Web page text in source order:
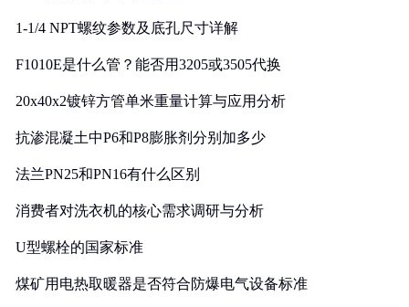
1-1/4 NPT螺纹参数及底孔尺寸详解
F1010E是什么管？能否用3205或3505代换
20x40x2镀锌方管单米重量计算与应用分析
抗渗混凝土中P6和P8膨胀剂分别加多少
法兰PN25和PN16有什么区别
消费者对洗衣机的核心需求调研与分析
U型螺栓的国家标准
煤矿用电热取暖器是否符合防爆电气设备标准